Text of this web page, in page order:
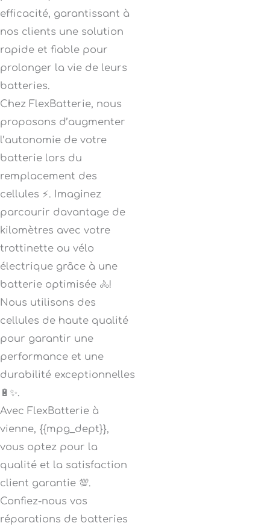
efficacité, garantissant à
nos clients une solution
rapide et fiable pour
prolonger la vie de leurs
batteries.
Chez FlexBatterie, nous
proposons d’augmenter
l’autonomie de votre
batterie lors du
remplacement des
cellules ⚡. Imaginez
parcourir davantage de
kilomètres avec votre
trottinette ou vélo
électrique grâce à une
batterie optimisée 🚴!
Nous utilisons des
cellules de haute qualité
pour garantir une
performance et une
durabilité exceptionnelles
🔋✨.
Avec FlexBatterie à
vienne, {{mpg_dept}},
vous optez pour la
qualité et la satisfaction
client garantie 💯.
Confiez-nous vos
réparations de batteries